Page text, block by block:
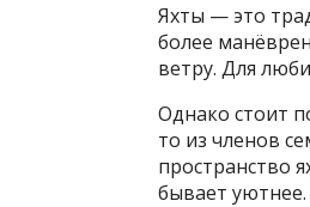
Яхты — это
более
ветру. Для
Однако стоит
то из членов
пространство
бывает уютнее.